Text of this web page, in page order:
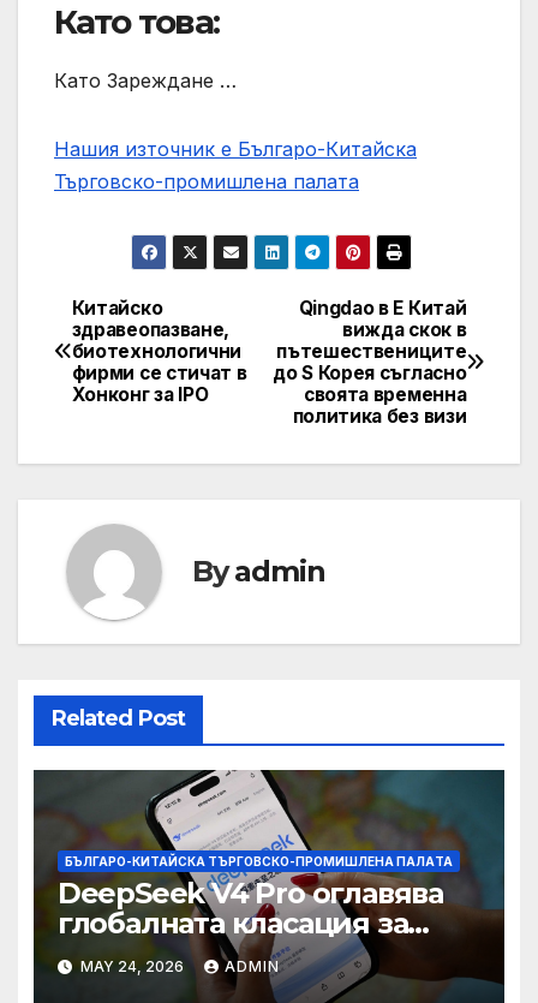
Като това:
Като Зареждане …
Нашия източник е Българо-Китайска
Търговско-промишлена палaта
Post
navigation
Qingdao в Е Китай
вижда скок в
пътешествениците
до S Корея съгласно
своята временна
политика без визи
Китайско
здравеопазване,
биотехнологични
фирми се стичат в
Хонконг за IPO
Byadmin
Related Post
БЪЛГАРО-КИТАЙСКА ТЪРГОВСКО-ПРОМИШЛЕНА ПАЛAТА
DeepSeek V4 Pro оглавява
глобалната класация за
печалба след 75%
намаление на цената
MAY 24, 2026 ADMIN